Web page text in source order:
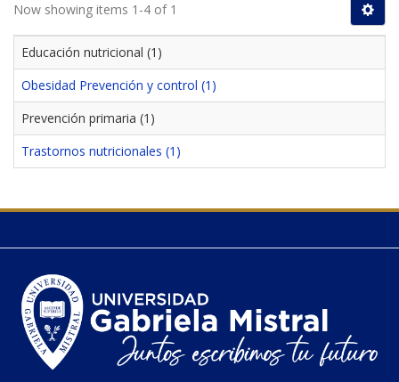
Now showing items 1-4 of 1
Educación nutricional (1)
Obesidad Prevención y control (1)
Prevención primaria (1)
Trastornos nutricionales (1)